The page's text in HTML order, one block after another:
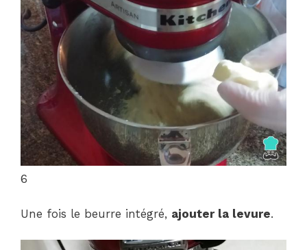
6
Une fois le beurre intégré, ajouter la levure.